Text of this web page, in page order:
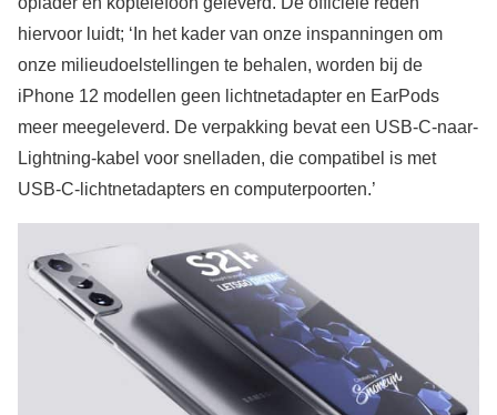
hiervoor luidt; ‘In het kader van onze inspanningen om
onze milieudoelstellingen te behalen, worden bij de
iPhone 12 modellen geen lichtnetadapter en EarPods
meer meegeleverd. De verpakking bevat een USB‑C-naar-
Lightning-kabel voor snelladen, die compatibel is met
USB-C-lichtnetadapters en computerpoorten.’